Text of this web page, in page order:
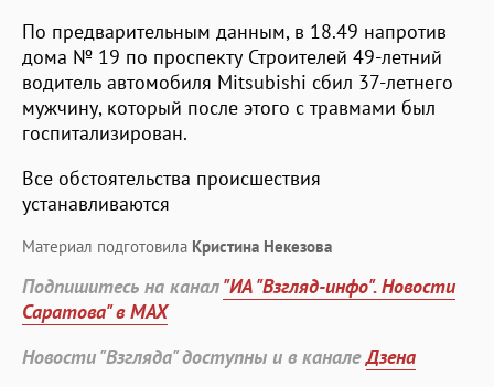
По предварительным данным, в 18.49 напротив
дома № 19 по проспекту Строителей 49-летний
водитель автомобиля Mitsubishi сбил 37-летнего
мужчину, который после этого с травмами был
госпитализирован.
Все обстоятельства происшествия
устанавливаются
Материал подготовила Кристина Некезова
Подпишитесь на канал"ИА "Взгляд-инфо". Новости
Саратова" в MAX
Новости "Взгляда" доступны и в каналеДзена